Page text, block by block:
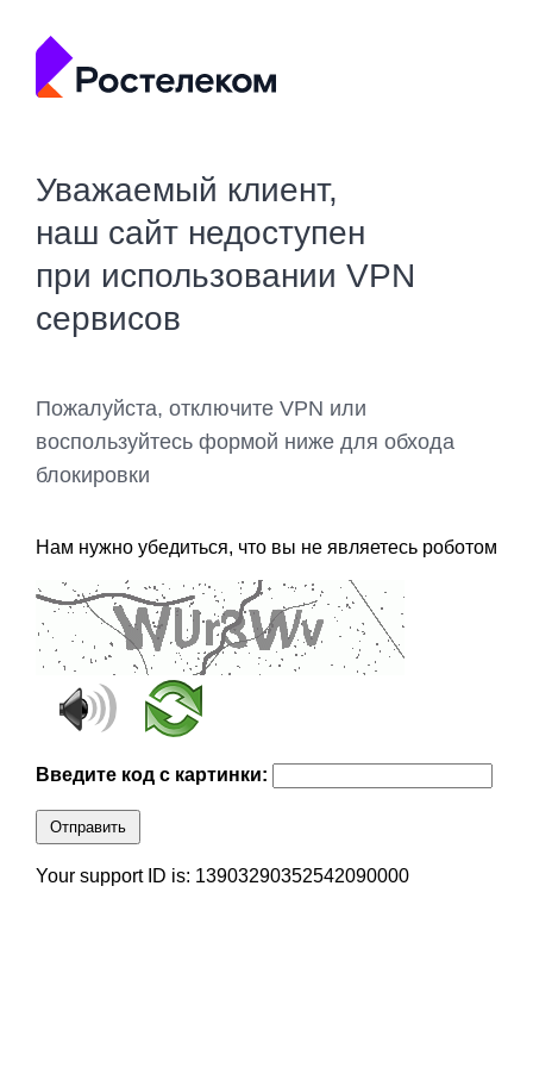
Уважаемый клиент,
наш сайт недоступен
при использовании VPN
сервисов
Пожалуйста, отключите VPN или
воспользуйтесь формой ниже для обхода
блокировки
Нам нужно убедиться, что вы не являетесь роботом
Введите код с картинки:
Отправить
Your support ID is: 13903290352542090000